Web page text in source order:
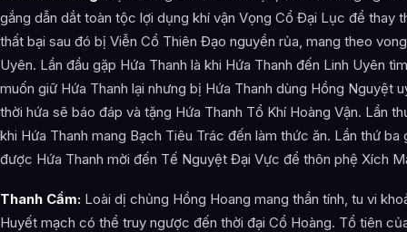
gắng dẫn dắt toàn tộc lợi dụng khí vận Vọng Cổ Đại Lục để thay
thất bại sau đó bị Viễn Cổ Thiên Đạo nguyền rủa, mang theo
Uyên. Lần đầu gặp Hứa Thanh là khi Hứa Thanh đến Linh Uyên
muốn giữ Hứa Thanh lại nhưng bị Hứa Thanh dùng Hồng Nguyệt
thời hứa sẽ báo đáp và tặng Hứa Thanh Tổ Khí Hoàng Vận. Lần
khi Hứa Thanh mang Bạch Tiêu Trác đến làm thức ăn. Lần thứ ba
được Hứa Thanh mời đến Tế Nguyệt Đại Vực để thôn phệ Xích
Thanh Cầm: Loài dị chủng Hồng Hoang mang thần tính, tu vi
Huyết mạch có thể truy ngược đến thời đại Cổ Hoàng. Tổ tiên